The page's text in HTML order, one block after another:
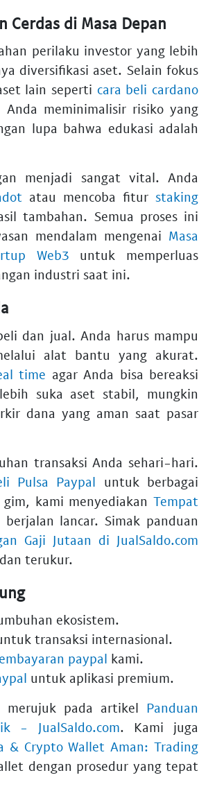
di Masa Depan
perilaku investor yang lebih
diversifikasi aset. Selain fokus
lain seperti cara beli cardano
meminimalisir risiko yang
lupa bahwa edukasi adalah
menjadi sangat vital. Anda
atau mencoba fitur staking
tambahan. Semua proses ini
mendalam mengenai Masa
Web3 untuk memperluas
industri saat ini.
dan jual. Anda harus mampu
alat bantu yang akurat.
time agar Anda bisa bereaksi
suka aset stabil, mungkin
dana yang aman saat pasar
transaksi Anda sehari-hari.
Pulsa Paypal untuk berbagai
kami menyediakan Tempat
lancar. Simak panduan
Gaji Jutaan di JualSaldo.com
terukur.
ekosistem.
transaksi internasional.
paypal kami.
untuk aplikasi premium.
merujuk pada artikel Panduan
- JualSaldo.com. Kami juga
& Crypto Wallet Aman: Trading
dengan prosedur yang tepat